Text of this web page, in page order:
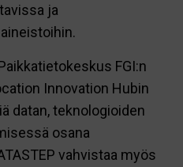
ja
FGI:n
Innovation Hubin
datan, teknologioiden
osana
vahvistaa myös